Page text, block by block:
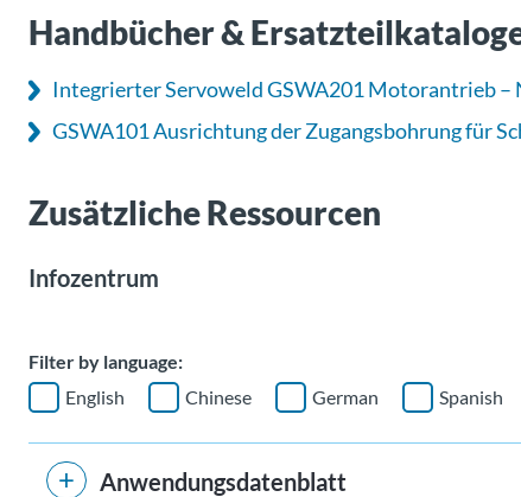
Handbücher &
Integrierter Servoweld GSWA201 Motorantrieb –
GSWA101 Ausrichtung der Zugangsbohrung für
Zusätzliche Ressourcen
Infozentrum
Filter by language:
English
Chinese German Spanish
Anwendungsdatenblatt